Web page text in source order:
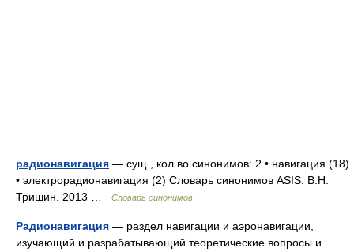
радионавигация — сущ., кол во синонимов: 2 • навигация (18)
• электрорадионавигация (2) Словарь синонимов ASIS. В.Н.
Тришин. 2013 …
Словарь синонимов
Радионавигация — раздел навигации и аэронавигации,
изучающий и разрабатывающий теоретические вопросы и